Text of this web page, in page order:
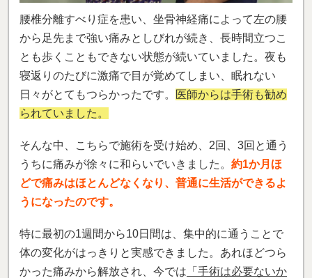
腰椎分離すべり症を患い、坐骨神経痛によって左の腰
から足先まで強い痛みとしびれが続き、長時間立つこ
とも歩くこともできない状態が続いていました。夜も
寝返りのたびに激痛で目が覚めてしまい、眠れない
日々がとてもつらかったです。
医師からは手術も勧め
られていました。
そんな中、こちらで施術を受け始め、2回、3回と通う
うちに痛みが徐々に和らいでいきました。 約1か月ほ
どで痛みはほとんどなくなり、普通に生活ができるよ
うになったのです。
特に最初の1週間から10日間は、集中的に通うことで
体の変化がはっきりと実感できました。あれほどつら
かった痛みから解放され、今では 「手術は必要ないか